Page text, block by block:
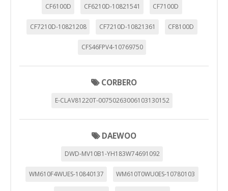
CF6100D CF6210D-10821541 CF7100D
CF7210D-10821208 CF7210D-10821361 CF8100D
CFS46FPV4-10769750
CORBERO
E-CLAV81220T-00750263006103130152
DAEWOO
DWD-MV10B1-YH183W74691092
WM610F4WUES-10840137 WM610T0WU0ES-10780103